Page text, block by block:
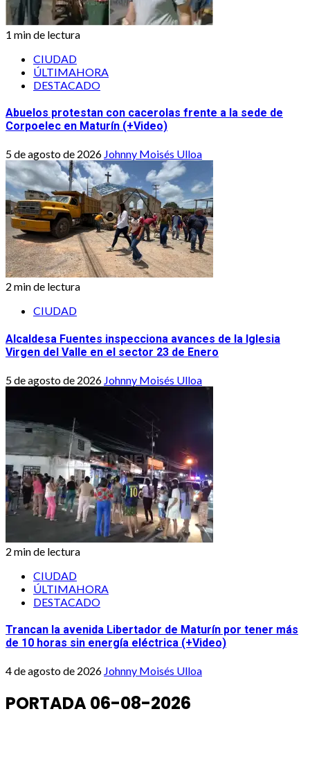
1 min de lectura
CIUDAD
ÚLTIMAHORA
DESTACADO
Abuelos protestan con cacerolas frente a la sede de
Corpoelec en Maturín (+Video)
5 de agosto de 2026 Johnny Moisés Ulloa
2 min de lectura
CIUDAD
Alcaldesa Fuentes inspecciona avances de la Iglesia
Virgen del Valle en el sector 23 de Enero
5 de agosto de 2026 Johnny Moisés Ulloa
2 min de lectura
CIUDAD
ÚLTIMAHORA
DESTACADO
Trancan la avenida Libertador de Maturín por tener más
de 10 horas sin energía eléctrica (+Video)
4 de agosto de 2026 Johnny Moisés Ulloa
PORTADA 06-08-2026